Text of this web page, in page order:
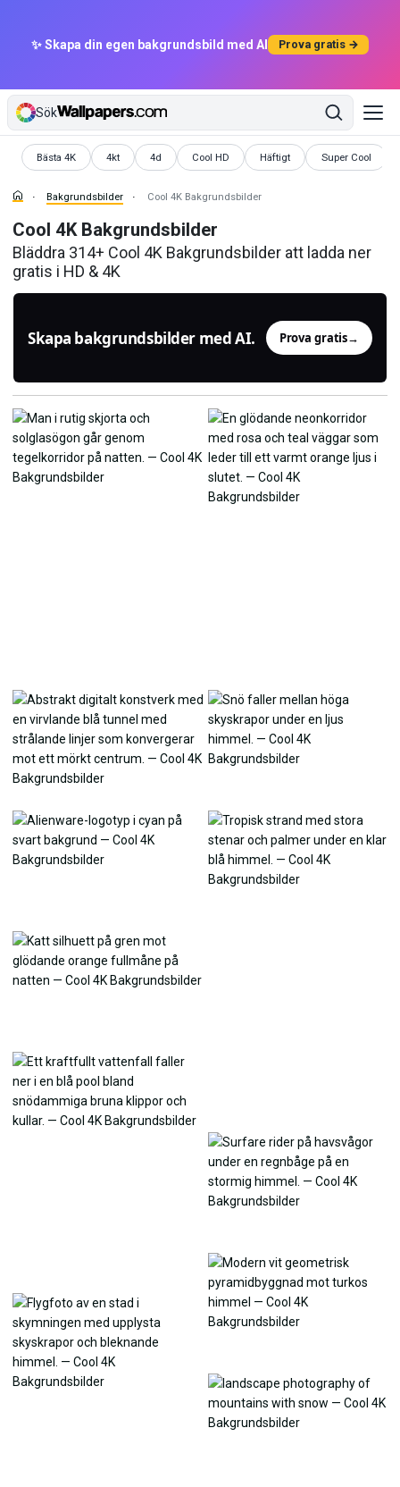
✨ Skapa din egen bakgrundsbild med AI Prova gratis →
Sök
Bästa 4K
Bakgrundsbilder4kt
Bakgrundsbilder
4d
Bakgrundsbilder
Cool HD
BakgrundsbilderHäftigt
BakgrundsbilderSuper Cool
Bakgrundsbilder
Bakgrundsbilder Cool 4K Bakgrundsbilder
Cool 4K Bakgrundsbilder
Bläddra 314+ Cool 4K Bakgrundsbilder att ladda ner
gratis i HD & 4K
Skapa bakgrundsbilder med AI. Prova gratis→